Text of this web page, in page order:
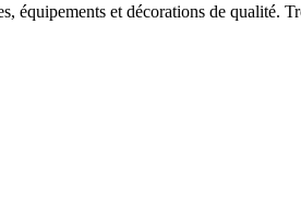
équipements et décorations de qualité.